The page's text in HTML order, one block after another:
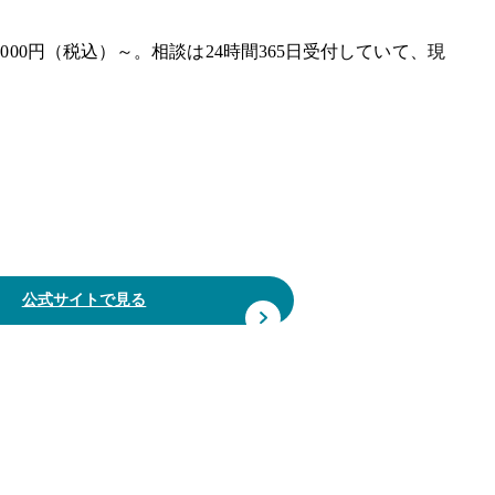
円（税込）～。相談は24時間365日受付していて、現
公式サイトで見る